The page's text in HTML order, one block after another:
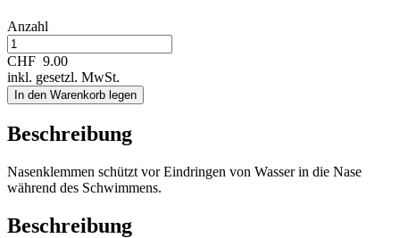
Anzahl
CHF 9.00
inkl. gesetzl. MwSt.
In den Warenkorb legen
Beschreibung
Nasenklemmen schützt vor Eindringen von Wasser in die Nase
während des Schwimmens.
Beschreibung